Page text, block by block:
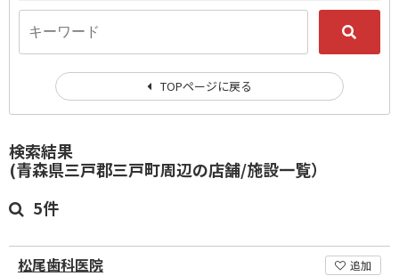
検索結果
(青森県三戸郡三戸町周辺の店舗/施設一覧）
5件
松尾歯科医院 追加
TOPページに戻る